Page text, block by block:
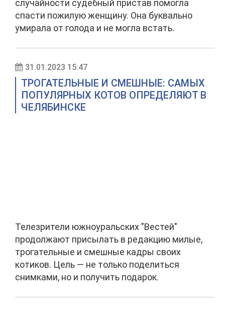
случайности судебный пристав помогла
спасти пожилую женщину. Она буквально
умирала от голода и не могла встать.
31.01.2023 15:47
ТРОГАТЕЛЬНЫЕ И СМЕШНЫЕ: САМЫХ
ПОПУЛЯРНЫХ КОТОВ ОПРЕДЕЛЯЮТ В
ЧЕЛЯБИНСКЕ
Телезрители южноуральских "Вестей"
продолжают присылать в редакцию милые,
трогательные и смешные кадры своих
котиков. Цель — не только поделиться
снимками, но и получить подарок.